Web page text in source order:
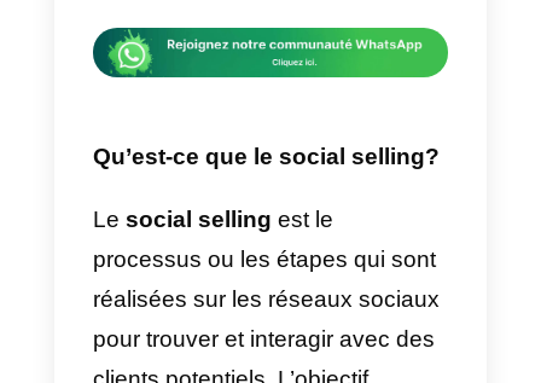
stratégies de vente, telles que le
ventes plus nombreuses et de
Selon des études récentes,
des entrepreneurs et des
dirigeantsne répondent pas aux